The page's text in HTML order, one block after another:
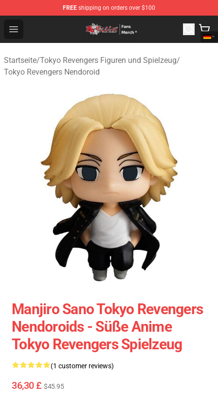
FREE shipping on orders over $100
Open menu
Tokyo Revengers Store - Official Tokyo Revengers
Startseite/Tokyo Revengers Figuren und Spielzeug/
Tokyo Revengers Nendoroid
Manjiro Sano Tokyo Revengers
Nendoroids - Süße Anime
Tokyo Revengers Spielzeug
(1 customer reviews)
36,30 £ $45.95